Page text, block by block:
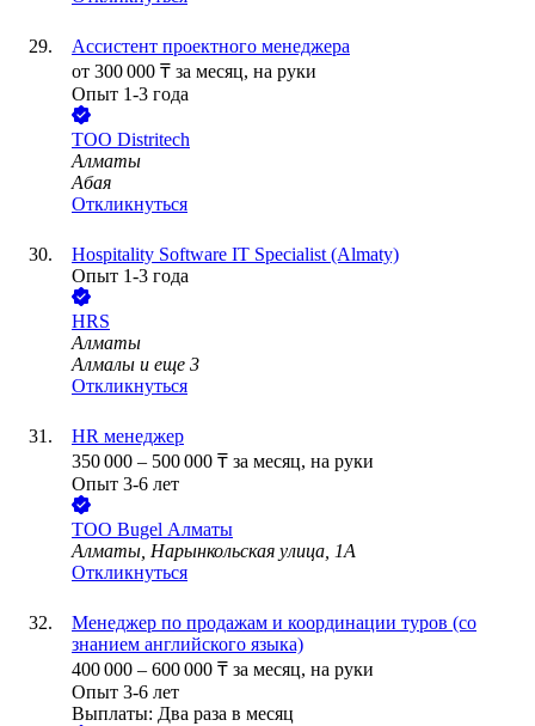
Ассистент проектного менеджера
от 300 000 ₸ за месяц, на руки
Опыт 1-3 года
ТОО Distritech
Алматы
Абая
Откликнуться
Hospitality Software IT Specialist (Almaty)
Опыт 1-3 года
HRS
Алматы
Алмалы и еще 3
Откликнуться
HR менеджер
350 000 – 500 000 ₸ за месяц, на руки
Опыт 3-6 лет
ТОО Bugel Алматы
Алматы, Нарынкольская улица, 1А
Откликнуться
Менеджер по продажам и координации туров (со
знанием английского языка)
400 000 – 600 000 ₸ за месяц, на руки
Опыт 3-6 лет
Выплаты: Два раза в месяц